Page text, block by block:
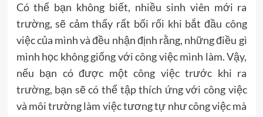
Có thể bạn không biết, nhiều sinh viên mới ra
trường, sẽ cảm thấy rất bối rối khi bắt đầu công
việc của mình và đều nhận định rằng, những điều gì
mình học không giống với công việc mình làm. Vậy,
nếu bạn có được một công việc trước khi ra
trường, bạn sẽ có thể tập thích ứng với công việc
và môi trường làm việc tương tự như công việc mà